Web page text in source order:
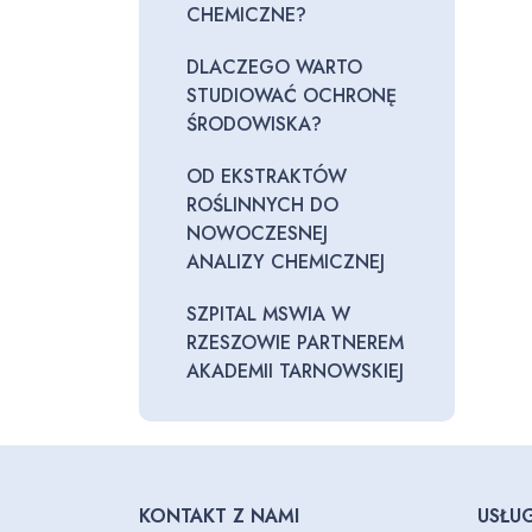
CHEMICZNE?
DLACZEGO WARTO
STUDIOWAĆ OCHRONĘ
ŚRODOWISKA?
OD EKSTRAKTÓW
ROŚLINNYCH DO
NOWOCZESNEJ
ANALIZY CHEMICZNEJ
SZPITAL MSWIA W
RZESZOWIE PARTNEREM
AKADEMII TARNOWSKIEJ
KONTAKT Z NAMI